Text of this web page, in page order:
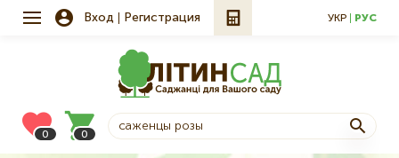
Вход Регистрация УКР РУС
0 0